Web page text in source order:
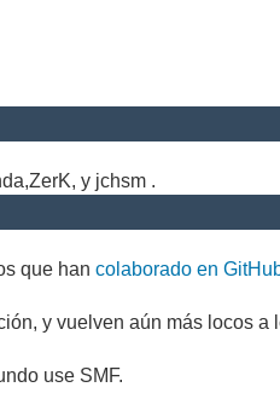
y jchsm .
que hancolaborado en
y vuelven aún más locos a
use SMF.